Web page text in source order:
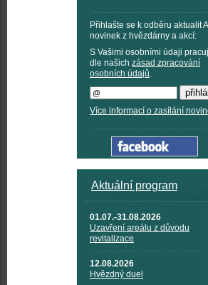
Přihlašte se k odběru aktualit
novinek z hvězdárny a akcí:
S Vašimi osobními údaji
dle našich zásad zpracování
osobních údajů.
Více informací o zasílání
Aktuální program
01.07.-31.08.2026
Uzavření areálu z důvodu
revitalizace
12.08.2026
Hvězdný duel